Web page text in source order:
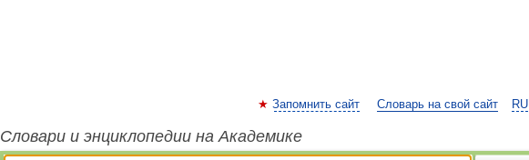
RU
Запомнить сайт Словарь на свой сайт
Словари и энциклопедии на Академике